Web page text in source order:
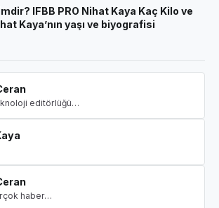
IFBB PRO Nihat Kaya Kaç Kilo ve
Kaya’nın yaşı ve biyografisi
editörlüğü…
haber…